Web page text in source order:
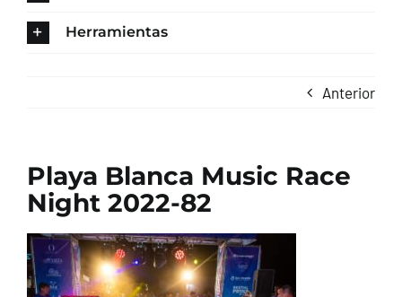
TURISMO
CONTACTO
Herramientas
Anterior
Playa Blanca Music Race
Night 2022-82